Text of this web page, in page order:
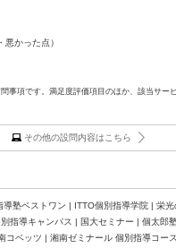
悪かった点）
事項です。満足度評価項目のほか、該当サー
その他の設問内容はこちら
塾ベストワン | ITTO個別指導学院 | 栄
指導キャンパス | 国大セミナー | 個太郎
コベッツ | 湘南ゼミナール 個別指導コー